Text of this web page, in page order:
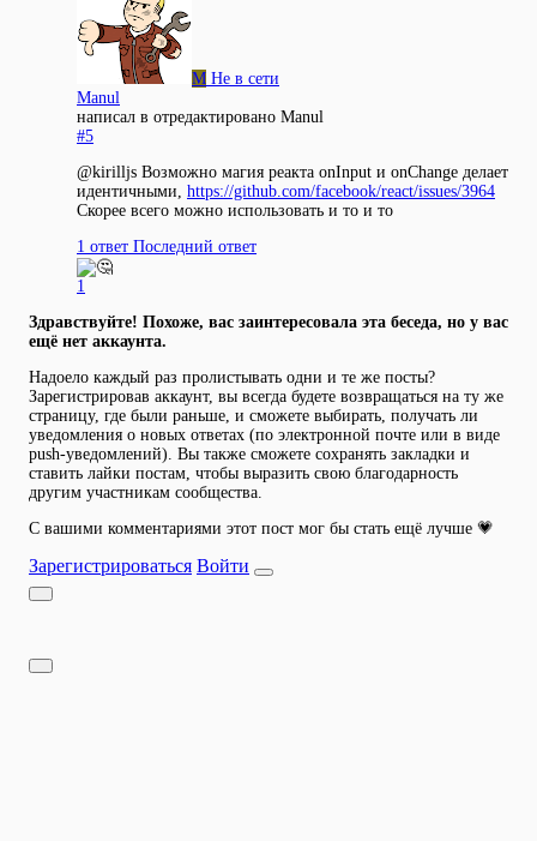
M Не в сети
Manul
написал в отредактировано Manul
#5
@kirilljs Возможно магия реакта onInput и onChange делает
идентичными, https://github.com/facebook/react/issues/3964
Скорее всего можно использовать и то и то
1 ответ Последний ответ
1
Здравствуйте! Похоже, вас заинтересовала эта беседа, но у вас
ещё нет аккаунта.
Надоело каждый раз пролистывать одни и те же посты?
Зарегистрировав аккаунт, вы всегда будете возвращаться на ту же
страницу, где были раньше, и сможете выбирать, получать ли
уведомления о новых ответах (по электронной почте или в виде
push-уведомлений). Вы также сможете сохранять закладки и
ставить лайки постам, чтобы выразить свою благодарность
другим участникам сообщества.
С вашими комментариями этот пост мог бы стать ещё лучше 💗
Зарегистрироваться Войти